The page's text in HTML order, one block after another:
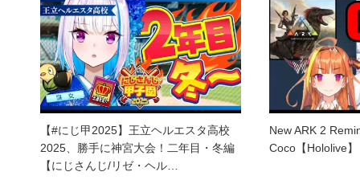
【#にじ甲2025】王立ヘルエスタ高校
2025、勝手に神宮大会！二年目・冬編
【にじさんじ/リゼ・ヘル…
New ARK 2
Coco【Hololive】